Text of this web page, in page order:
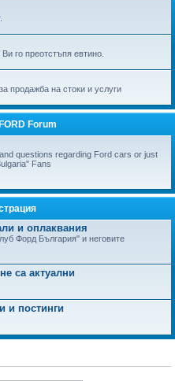
го преотстъпя евтино.
продажба на стоки и услуги
Forum
questions regarding Ford cars or just
Fans
и оплаквания
Форд България" и неговите
са актуални
и постинги